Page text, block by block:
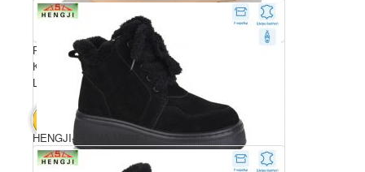
Розмірний ряд: 36-41
Комплектація ящика: 8
Ціна за пару: 1270 грн.
В КОШИК 10160 грн.
HENGJI-ELENA M662-1